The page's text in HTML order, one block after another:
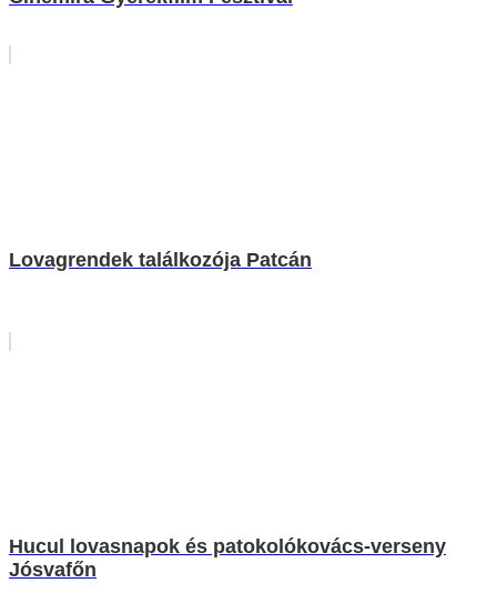
Lovagrendek találkozója Patcán
Hucul lovasnapok és patokolókovács-verseny
Jósvafőn